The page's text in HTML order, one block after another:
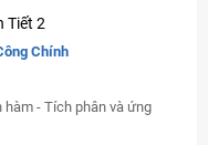
Tiết 2
Chính
hàm - Tích phân và ứng